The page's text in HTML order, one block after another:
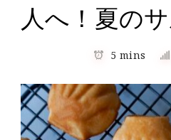
人へ！夏の
5 mins